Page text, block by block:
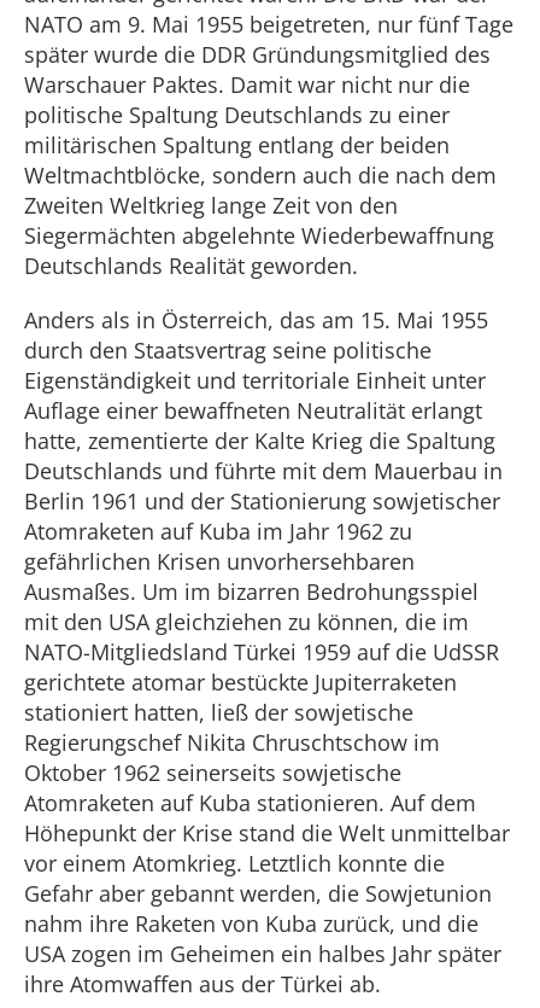
NATO am 9. Mai 1955 beigetreten, nur fünf Tage
später wurde die DDR Gründungsmitglied des
Warschauer Paktes. Damit war nicht nur die
politische Spaltung Deutschlands zu einer
militärischen Spaltung entlang der beiden
Weltmachtblöcke, sondern auch die nach dem
Zweiten Weltkrieg lange Zeit von den
Siegermächten abgelehnte Wiederbewaffnung
Deutschlands Realität geworden.
Anders als in Österreich, das am 15. Mai 1955
durch den Staatsvertrag seine politische
Eigenständigkeit und territoriale Einheit unter
Auflage einer bewaffneten Neutralität erlangt
hatte, zementierte der Kalte Krieg die Spaltung
Deutschlands und führte mit dem Mauerbau in
Berlin 1961 und der Stationierung sowjetischer
Atomraketen auf Kuba im Jahr 1962 zu
gefährlichen Krisen unvorhersehbaren
Ausmaßes. Um im bizarren Bedrohungsspiel
mit den USA gleichziehen zu können, die im
NATO-Mitgliedsland Türkei 1959 auf die UdSSR
gerichtete atomar bestückte Jupiterraketen
stationiert hatten, ließ der sowjetische
Regierungschef Nikita Chruschtschow im
Oktober 1962 seinerseits sowjetische
Atomraketen auf Kuba stationieren. Auf dem
Höhepunkt der Krise stand die Welt unmittelbar
vor einem Atomkrieg. Letztlich konnte die
Gefahr aber gebannt werden, die Sowjetunion
nahm ihre Raketen von Kuba zurück, und die
USA zogen im Geheimen ein halbes Jahr später
ihre Atomwaffen aus der Türkei ab.